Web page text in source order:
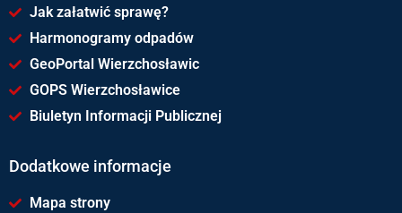
Jak załatwić sprawę?
Harmonogramy odpadów
GeoPortal Wierzchosławic
GOPS Wierzchosławice
Biuletyn Informacji Publicznej
Dodatkowe informacje
Mapa strony